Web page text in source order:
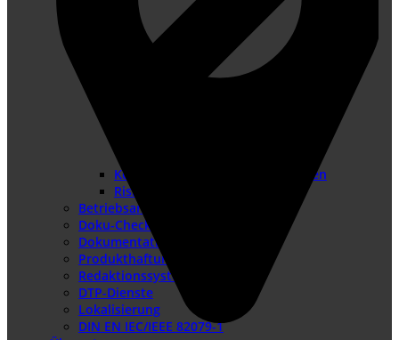
Konformitätsbewertungsverfahren
Risikobeurteilung
Betriebsanleitung erstellen
Doku-Check
Dokumentationsüberarbeitung
Produkthaftung USA
Redaktionssysteme
DTP-Dienste
Lokalisierung
DIN EN IEC/IEEE 82079-1